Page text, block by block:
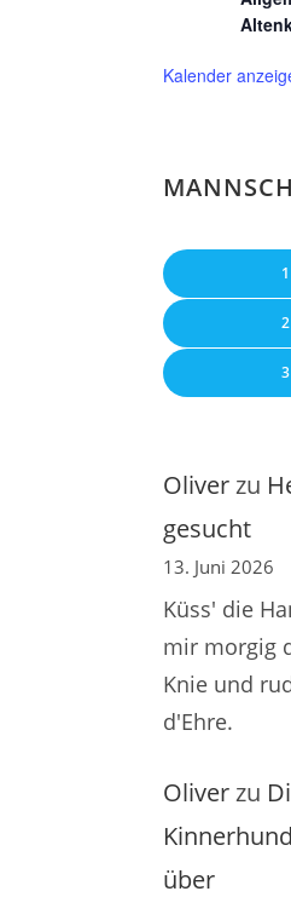
Kalender
Oliverzu
gesucht
13. Juni 2026
Küss' die
mir morgig
Knie und
d'Ehre.
Oliverzu
über